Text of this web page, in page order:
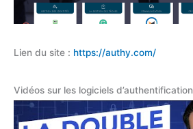
Lien du site : https://authy.com/
Vidéos sur les logiciels d’authentification